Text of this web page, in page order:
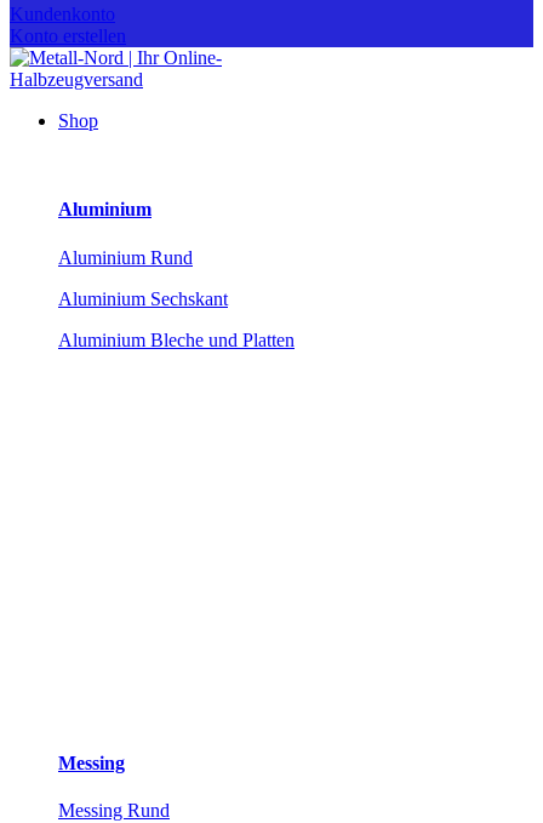
Kundenkonto
Konto erstellen
Shop
Aluminium
Aluminium Rund
Aluminium Sechskant
Aluminium Bleche und Platten
Messing
Messing Rund